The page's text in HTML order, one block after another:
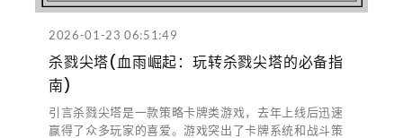
2026-01-23 06:51:49
杀戮尖塔(血雨崛起：玩转杀戮尖塔的必备指
南)
引言杀戮尖塔是一款策略卡牌类游戏，去年上线后迅速
赢得了众多玩家的喜爱。游戏突出了卡牌系统和战斗策